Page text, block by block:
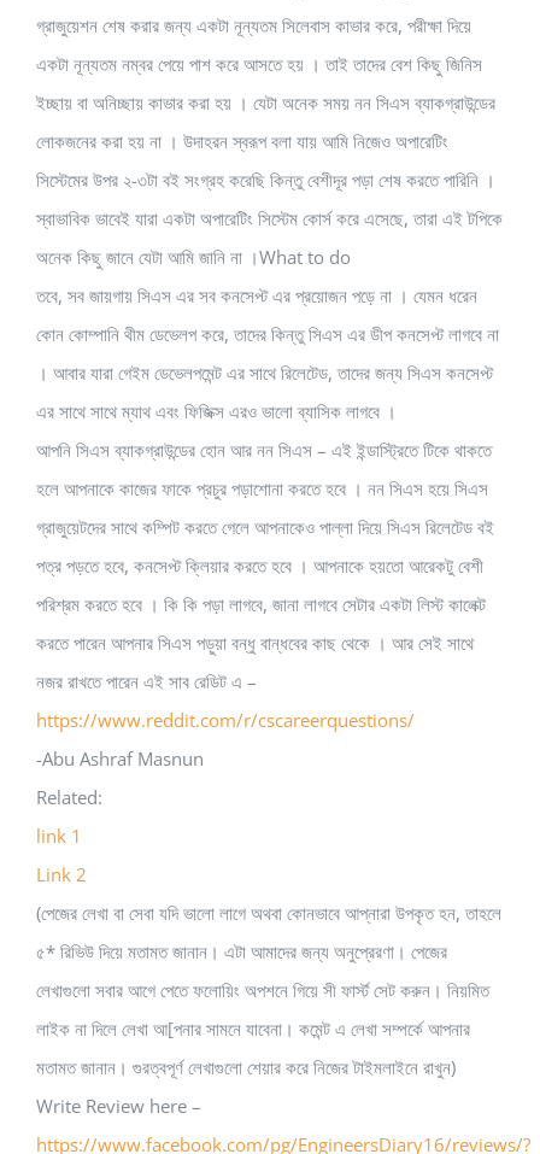
গ্রাজুয়েশন শেষ করার জন্য একটা নূন্যতম সিলেবাস কাভার করে, পরীক্ষা দিয়ে
একটা নূন্যতম নম্বর পেয়ে পাশ করে আসতে হয় । তাই তাদের বেশ কিছু জিনিস
ইচ্ছায় বা অনিচ্ছায় কাভার করা হয় । যেটা অনেক সময় নন সিএস ব্যাকগ্রাউন্ডের
লোকজনের করা হয় না । উদাহরন স্বরূপ বলা যায় আমি নিজেও অপারেটিং
সিস্টেমের উপর ২-৩টা বই সংগ্রহ করেছি কিন্তু বেশীদূর পড়া শেষ করতে পারিনি ।
স্বাভাবিক ভাবেই যারা একটা অপারেটিং সিস্টেম কোর্স করে এসেছে, তারা এই টপিকে
অনেক কিছু জানে যেটা আমি জানি না ।What to do
তবে, সব জায়গায় সিএস এর সব কনসেপ্ট এর প্রয়োজন পড়ে না । যেমন ধরেন
কোন কোম্পানি থীম ডেভেলপ করে, তাদের কিন্তু সিএস এর ডীপ কনসেপ্ট লাগবে না
। আবার যারা গেইম ডেভেলপমেন্ট এর সাথে রিলেটেড, তাদের জন্য সিএস কনসেপ্ট
এর সাথে সাথে ম্যাথ এবং ফিজিক্স এরও ভালো ব্যাসিক লাগবে ।
আপনি সিএস ব্যাকগ্রাউন্ডের হোন আর নন সিএস – এই ইন্ডাস্ট্রিতে টিকে থাকতে
হলে আপনাকে কাজের ফাকে প্রচুর পড়াশোনা করতে হবে । নন সিএস হয়ে সিএস
গ্রাজুয়েটদের সাথে কম্পিট করতে গেলে আপনাকেও পাল্লা দিয়ে সিএস রিলেটেড বই
পত্র পড়তে হবে, কনসেপ্ট ক্লিয়ার করতে হবে । আপনাকে হয়তো আরেকটু বেশী
পরিশ্রম করতে হবে । কি কি পড়া লাগবে, জানা লাগবে সেটার একটা লিস্ট কালেক্ট
করতে পারেন আপনার সিএস পড়ুয়া বন্ধু বান্ধবের কাছ থেকে । আর সেই সাথে
নজর রাখতে পারেন এই সাব রেডিট এ –
https://www.reddit.com/r/cscareerquestions/
-Abu Ashraf Masnun
Related:
link 1
Link 2
(পেজের লেখা বা সেবা যদি ভালো লাগে অথবা কোনভাবে আপ্নারা উপকৃত হন, তাহলে
৫* রিভিউ দিয়ে মতামত জানান। এটা আমাদের জন্য অনুপ্রেরণা। পেজের
লেখাগুলো সবার আগে পেতে ফলোয়িং অপশনে গিয়ে সী ফার্স্ট সেট করুন। নিয়মিত
লাইক না দিলে লেখা আ[পনার সামনে যাবেনা। কমেন্ট এ লেখা সম্পর্কে আপনার
মতামত জানান। গুরত্বপূর্ণ লেখাগুলো শেয়ার করে নিজের টাইমলাইনে রাখুন)
Write Review here –
https://www.facebook.com/pg/EngineersDiary16/reviews/?